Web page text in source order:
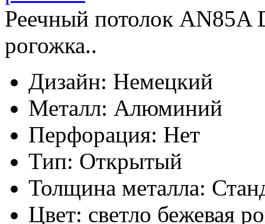
Реечный потолок AN85A
рогожка..
Дизайн: Немецкий
Металл: Алюминий
Перфорация: Нет
Тип: Открытый
Толщина металла:
Цвет: светло бежевая